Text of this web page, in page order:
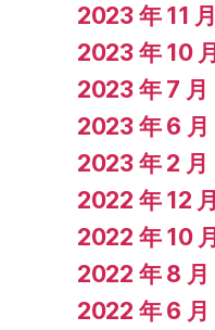
2023 年 11 月
2023 年 10 月
2023 年 7 月
2023 年 6 月
2023 年 2 月
2022 年 12 月
2022 年 10 月
2022 年 8 月
2022 年 6 月